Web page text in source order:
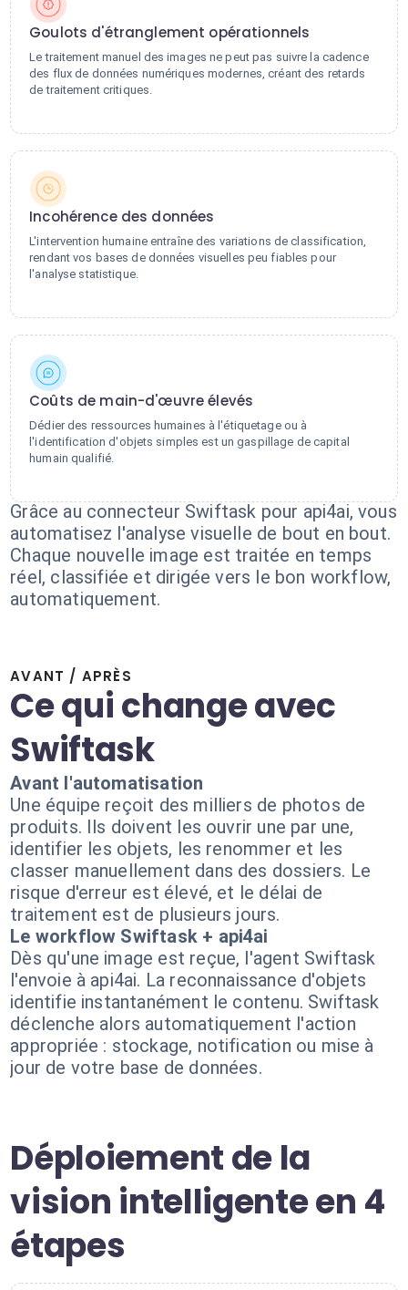
Goulots d'étranglement opérationnels
Le traitement manuel des images ne peut pas suivre la cadence
des flux de données numériques modernes, créant des retards
de traitement critiques.
Incohérence des données
L'intervention humaine entraîne des variations de classification,
rendant vos bases de données visuelles peu fiables pour
l'analyse statistique.
Coûts de main-d'œuvre élevés
Dédier des ressources humaines à l'étiquetage ou à
l'identification d'objets simples est un gaspillage de capital
humain qualifié.
Grâce au connecteur Swiftask pour api4ai, vous
automatisez l'analyse visuelle de bout en bout.
Chaque nouvelle image est traitée en temps
réel, classifiée et dirigée vers le bon workflow,
automatiquement.
AVANT / APRÈS
Ce qui change avec
Swiftask
Avant l'automatisation
Une équipe reçoit des milliers de photos de
produits. Ils doivent les ouvrir une par une,
identifier les objets, les renommer et les
classer manuellement dans des dossiers. Le
risque d'erreur est élevé, et le délai de
traitement est de plusieurs jours.
Le workflow Swiftask + api4ai
Dès qu'une image est reçue, l'agent Swiftask
l'envoie à api4ai. La reconnaissance d'objets
identifie instantanément le contenu. Swiftask
déclenche alors automatiquement l'action
appropriée : stockage, notification ou mise à
jour de votre base de données.
Déploiement de la
vision intelligente en 4
étapes